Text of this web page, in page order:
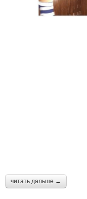
читать дальше →